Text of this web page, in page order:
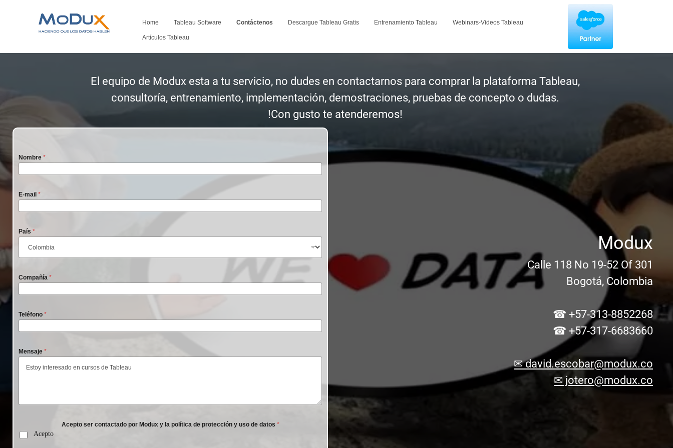
Home Tableau Software Contáctenos Descargue Tableau Gratis Entrenamiento Tableau Webinars-Videos Tableau
Artículos Tableau
El equipo de Modux esta a tu servicio, no dudes en contactarnos para comprar la plataforma Tableau,
consultoría, entrenamiento, implementación, demostraciones, pruebas de concepto o dudas.
!Con gusto te atenderemos!
Nombre *
E-mail *
País *
Compañía *
Teléfono *
Mensaje *
Acepto ser contactado por Modux y la política de protección y uso de datos *
Acepto
Modux
Calle 118 No 19-52 Of 301
Bogotá, Colombia
☎ +57-313-8852268
☎ +57-317-6683660
✉ david.escobar@modux.co
✉ jotero@modux.co